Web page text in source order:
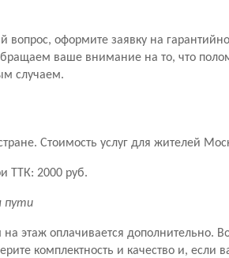
оформите заявку на
ваше внимание на то, что
случаем.
Стоимость услуг для жителей
ТТК: 2000 руб.
пути
этаж оплачивается дополнительно.
комплектность и качество и, если